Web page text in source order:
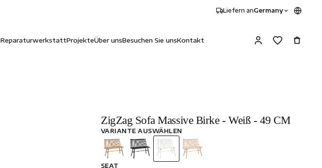
Liefern anGermany
ReparaturwerkstattProjekteÜber unsBesuchen Sie unsKontakt
ZigZag Sofa Massive Birke - Weiß - 49 CM
VARIANTE AUSWÄHLEN
SEAT